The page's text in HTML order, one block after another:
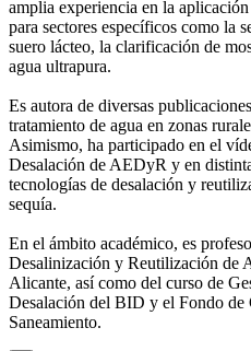
amplia experiencia en la
para sectores específicos como la
suero lácteo, la clarificación de
agua ultrapura.
Es autora de diversas
tratamiento de agua en zonas
Asimismo, ha participado en el
Desalación de AEDyR y en
tecnologías de desalación y
sequía.
En el ámbito académico, es
Desalinización y Reutilización de
Alicante, así como del curso de
Desalación del BID y el Fondo de
Saneamiento.